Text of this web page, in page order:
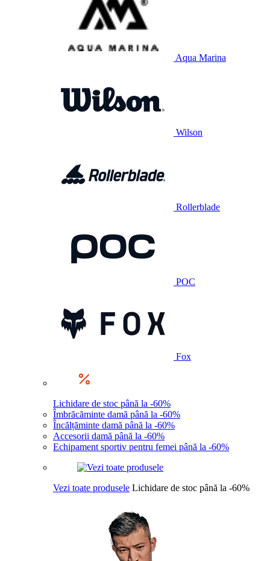
Aqua Marina
Wilson
Rollerblade
POC
Fox
Lichidare de stoc până la -60%
Îmbrăcăminte damă până la -60%
Încălțăminte damă până la -60%
Accesorii damă până la -60%
Echipament sportiv pentru femei până la -60%
Vezi toate produsele Lichidare de stoc până la -60%